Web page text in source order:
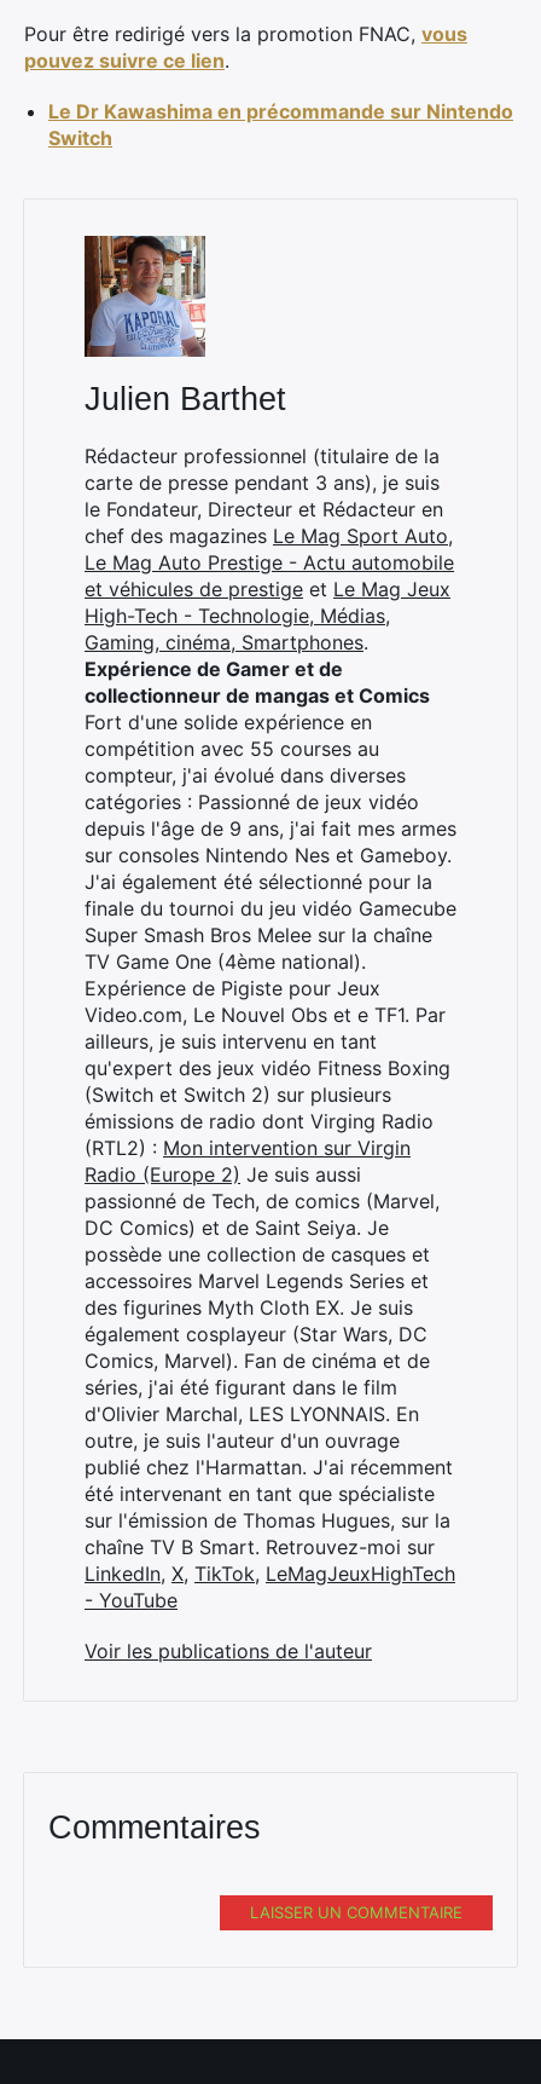
Pour être redirigé vers la promotion FNAC, vous
pouvez suivre ce lien.
Le Dr Kawashima en précommande sur Nintendo
Switch
Julien Barthet
Rédacteur professionnel (titulaire de la
carte de presse pendant 3 ans), je suis
le Fondateur, Directeur et Rédacteur en
chef des magazines Le Mag Sport Auto,
Le Mag Auto Prestige - Actu automobile
et véhicules de prestige et Le Mag Jeux
High-Tech - Technologie, Médias,
Gaming, cinéma, Smartphones.
Expérience de Gamer et de
collectionneur de mangas et Comics
Fort d'une solide expérience en
compétition avec 55 courses au
compteur, j'ai évolué dans diverses
catégories : Passionné de jeux vidéo
depuis l'âge de 9 ans, j'ai fait mes armes
sur consoles Nintendo Nes et Gameboy.
J'ai également été sélectionné pour la
finale du tournoi du jeu vidéo Gamecube
Super Smash Bros Melee sur la chaîne
TV Game One (4ème national).
Expérience de Pigiste pour Jeux
Video.com, Le Nouvel Obs et e TF1. Par
ailleurs, je suis intervenu en tant
qu'expert des jeux vidéo Fitness Boxing
(Switch et Switch 2) sur plusieurs
émissions de radio dont Virging Radio
(RTL2) : Mon intervention sur Virgin
Radio (Europe 2) Je suis aussi
passionné de Tech, de comics (Marvel,
DC Comics) et de Saint Seiya. Je
possède une collection de casques et
accessoires Marvel Legends Series et
des figurines Myth Cloth EX. Je suis
également cosplayeur (Star Wars, DC
Comics, Marvel). Fan de cinéma et de
séries, j'ai été figurant dans le film
d'Olivier Marchal, LES LYONNAIS. En
outre, je suis l'auteur d'un ouvrage
publié chez l'Harmattan. J'ai récemment
été intervenant en tant que spécialiste
sur l'émission de Thomas Hugues, sur la
chaîne TV B Smart. Retrouvez-moi sur
LinkedIn, X, TikTok, LeMagJeuxHighTech
- YouTube
Voir les publications de l'auteur
Commentaires
LAISSER UN COMMENTAIRE
Rechercher